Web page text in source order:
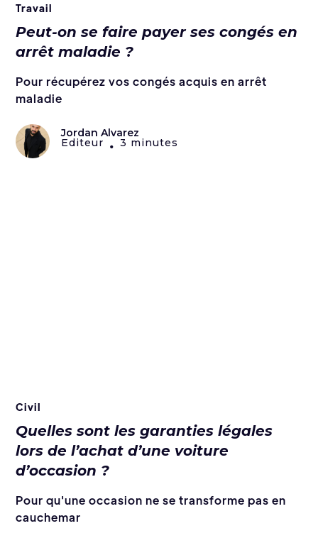
Travail
Peut-on se faire payer ses congés en
arrêt maladie ?
Pour récupérez vos congés acquis en arrêt
maladie
Jordan Alvarez
Editeur • 3 minutes
Civil
Quelles sont les garanties légales
lors de l’achat d’une voiture
d’occasion ?
Pour qu'une occasion ne se transforme pas en
cauchemar